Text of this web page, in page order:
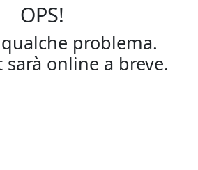
OPS!
problema.
sarà online a breve.